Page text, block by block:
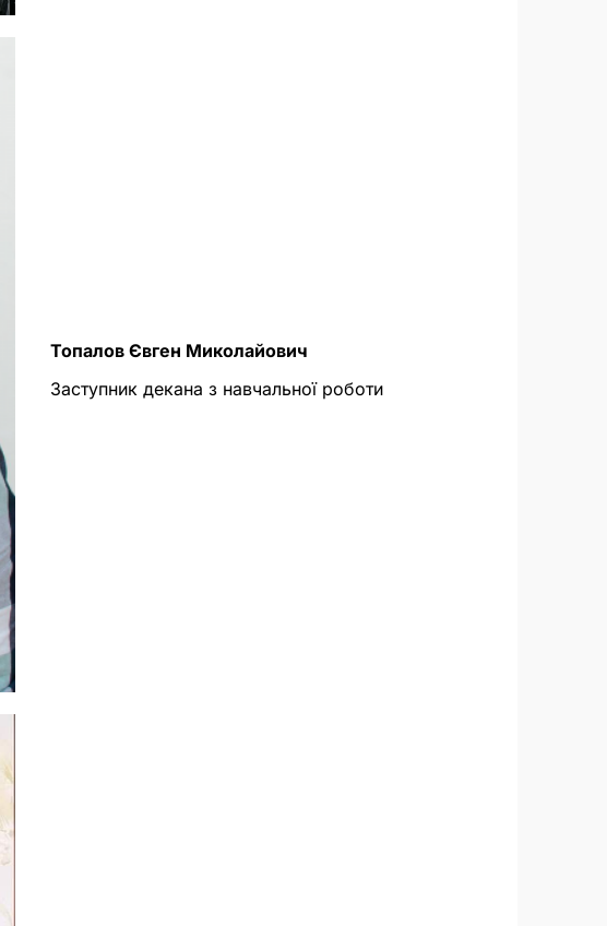
Топалов Євген Миколайович
Заступник декана з навчальної роботи